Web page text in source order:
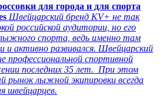
для города и для спорта
Швейцарский бренд KV+ не так
российской аудитории, но его
спорта, ведь именно там
и активно развивался. Швейцарский
профессиональной спортивной
последних 35 лет. При этом
рынок лыжной экипировки всегда
швейцарцев.